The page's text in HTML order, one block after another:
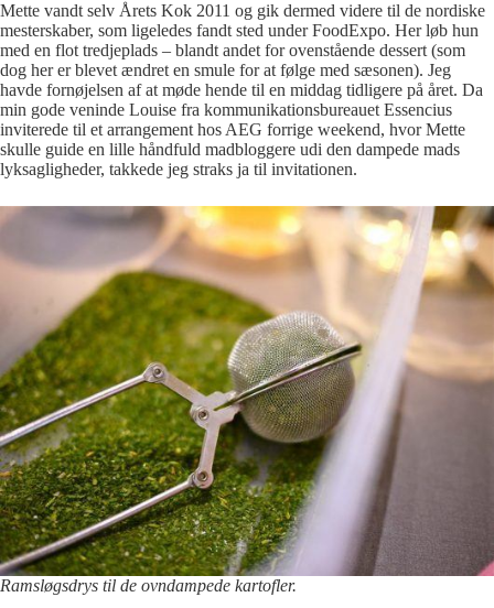
Mette vandt selv Årets Kok 2011 og gik dermed videre til de nordiske
mesterskaber, som ligeledes fandt sted under FoodExpo. Her løb hun
med en flot tredjeplads – blandt andet for ovenstående dessert (som
dog her er blevet ændret en smule for at følge med sæsonen). Jeg
havde fornøjelsen af at møde hende til en middag tidligere på året. Da
min gode veninde Louise fra kommunikationsbureauet Essencius
inviterede til et arrangement hos AEG forrige weekend, hvor Mette
skulle guide en lille håndfuld madbloggere udi den dampede mads
lyksagligheder, takkede jeg straks ja til invitationen.
Ramsløgsdrys til de ovndampede kartofler.